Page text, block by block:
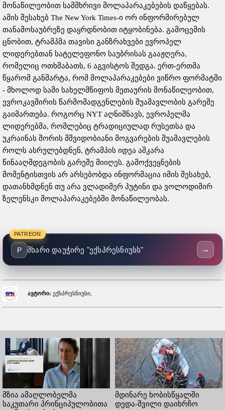
მონაწილეობით სამმხრივი მოლაპარაკებების დაწყებას.
ამის შესახებ The New York Times-ი ორ ინფორმირებულ
თანამოსაუბრეზე დაყრდნობით იტყობინება. გამოცემის
ცნობით, ტრამპმა თავისი განზრახვები ევროპელ
ლიდერებთან სატელეფონო საუბრისას გააჟღერა,
რომელიც ოთხშაბათს, 6 აგვისტოს შედგა. ერთ-ერთმა
წყარომ განმარტა, რომ მოლაპარაკებები ვიწრო ფორმატში
- მხოლოდ სამი სახელმწიფოს მეთაურის მონაწილეობით,
ევროკავშირის წარმომადგენლების შუამავლობის გარეშე
გაიმართება. როგორც NYT აღნიშნავს, ევროპელმა
ლიდერებმა, რომლებიც ტრადიციულად რუსეთსა და
უკრაინას შორის მშვიდობიანი მოგვარების შუამავლების
როლს ასრულებდნენ, ტრამპის იდეა აშკარა
წინააღმდეგობის გარეშე მიიღეს. გამოქვეყნების
მომენტისთვის არ არსებობდა ინფორმაცია იმის შესახებ,
დათანხმდნენ თუ არა ვლადიმერ პუტინი და ვოლოდიმირ
ზელენსკი მოლაპარაკებებში მონაწილეობას.
PATREON
P მხარი დაუჭირე "ექსპრესნიუსს" →
ავტორი: ექსპრესნიუსი,
მზია ამაღლობელმა
საკუთარი პრინციპულობითა
მდინარე ხობისწყალში
დედა-შვილი დაიხრჩო